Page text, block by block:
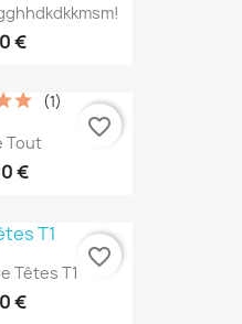
€
Tout
€
(1)
favorite_border
Têtes T1
€
favorite_border